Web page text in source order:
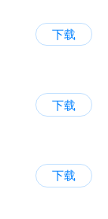
下载
下载
下载